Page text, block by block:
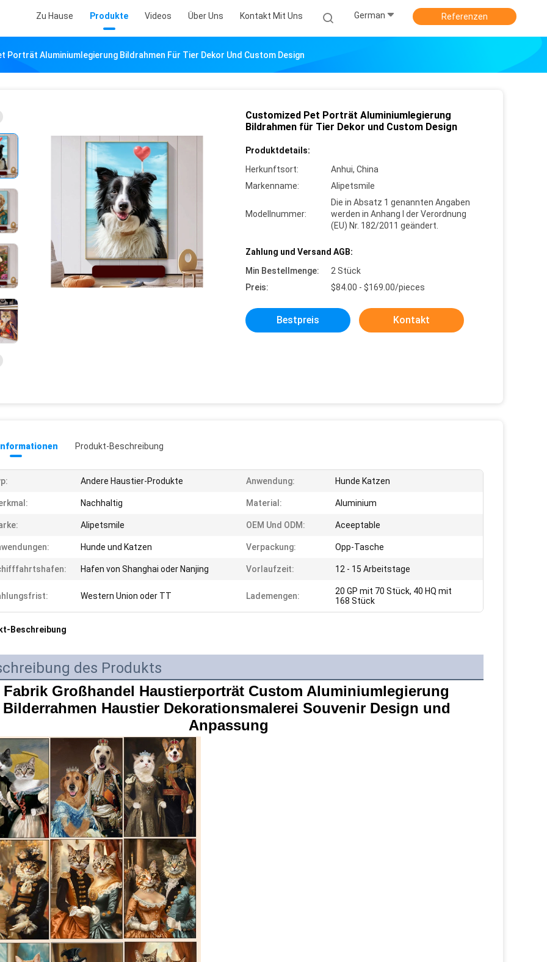
Zu Hause Produkte Videos Über Uns Kontakt Mit Uns German Referenzen
Porträt Aluminiumlegierung Bildrahmen Für Tier Dekor Und Custom Design
Customized Pet Porträt Aluminiumlegierung
Bildrahmen für Tier Dekor und Custom Design
Produktdetails:
Herkunftsort:
Anhui, China
Markenname:
Alipetsmile
Modellnummer:
Die in Absatz 1 genannten Angaben
werden in Anhang I der Verordnung
(EU) Nr. 182/2011 geändert.
Zahlung und Versand AGB:
Min Bestellmenge:
2 Stück
Preis:
$84.00 - $169.00/pieces
Bestpreis Kontakt
Produkt-Beschreibung
Andere Haustier-Produkte Anwendung: Hunde Katzen
Nachhaltig Material: Aluminium
Alipetsmile OEM Und ODM: Aceeptable
Hunde und Katzen Verpackung: Opp-Tasche
Hafen von Shanghai oder Nanjing Vorlaufzeit: 12 - 15 Arbeitstage
Western Union oder TT Lademengen:
20 GP mit 70 Stück, 40 HQ mit
168 Stück
Beschreibung
des Produkts
Fabrik Großhandel Haustierporträt Custom Aluminiumlegierung
Bilderrahmen Haustier Dekorationsmalerei Souvenir Design und
Anpassung